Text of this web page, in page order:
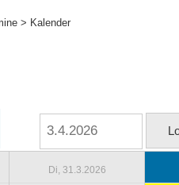
> Kalender
Di, 31.3.2026